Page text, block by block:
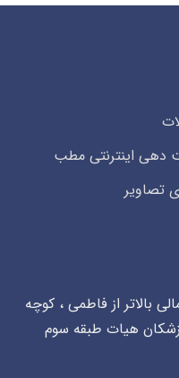
دهی اینترنتی مطب
تصاویر
بالاتر از فاطمی ، کوچه
هیات طبقه سوم